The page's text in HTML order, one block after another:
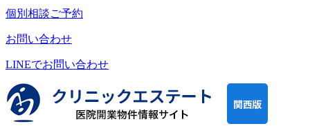
個別相談ご予約
お問い合わせ
LINEでお問い合わせ